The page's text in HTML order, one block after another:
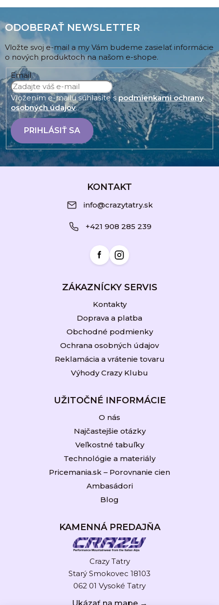
ODOBERAŤ NEWSLETTER
Vložte svoj e-mail a my Vám budeme zasielať informácie
o nových produktoch na našom e-shope.
Email
Vložením e-mailu súhlasíte spodmienkami ochrany
osobných údajov.
PRIHLÁSIŤ SA
KONTAKT
info@crazytatry.sk
+421 908 285 239
ZÁKAZNÍCKY SERVIS
Kontakty
Doprava a platba
Obchodné podmienky
Ochrana osobných údajov
Reklamácia a vrátenie tovaru
Výhody Crazy Klubu
UŽITOČNÉ INFORMÁCIE
O nás
Najčastejšie otázky
Veľkostné tabuľky
Technológie a materiály
Pricemania.sk – Porovnanie cien
Ambasádori
Blog
KAMENNÁ PREDAJŇA
Crazy Tatry
Starý Smokovec 18103
062 01 Vysoké Tatry